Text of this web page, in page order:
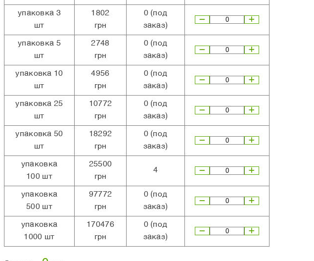
упаковка 3
шт
1802
грн
0(под
заказ)
упаковка 5
шт
2748
грн
0(под
заказ)
упаковка 10
шт
4956
грн
0(под
заказ)
упаковка 25
шт
10772
грн
0(под
заказ)
упаковка 50
шт
18292
грн
0(под
заказ)
упаковка
100 шт
25500
грн
4
упаковка
500 шт
97772
грн
0(под
заказ)
упаковка
1000 шт
170476
грн
0(под
заказ)